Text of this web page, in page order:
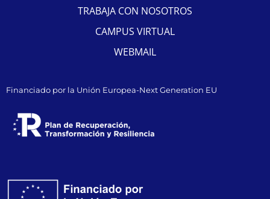
TRABAJA CON NOSOTROS
CAMPUS VIRTUAL
WEBMAIL
Financiado por la Unión Europea-Next Generation EU